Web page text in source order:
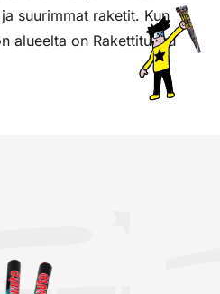
suurimmat raketit. Kun
alueelta on Rakettitukku